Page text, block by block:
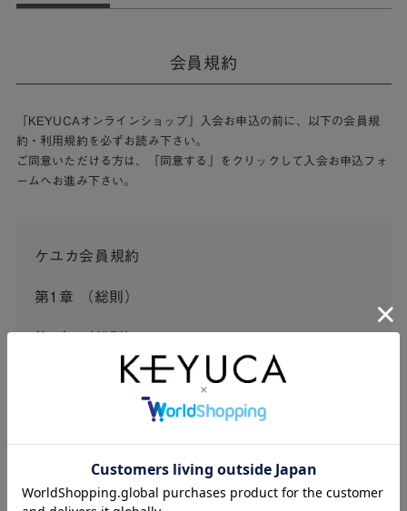
会員規約
「KEYUCAオンラインショップ」入会お申込の前に、以下の会員規
約・利用規約を必ずお読み下さい。
ご同意いただける方は、「同意する」をクリックして入会お申込フォ
ームへお進み下さい。
ケユカ会員規約
第1章 （総則）
この会員規約（以下「本規約」といいます。）は、河淳株
式会社ケユカ事業部（以下「弊社」といいます。）が提供
する一連のサービスに関し、弊社が次条の定めに従い入会
本規約は、会員と弊社との間のサービスの利用に関わる一
切の関係に適用されるものとします。